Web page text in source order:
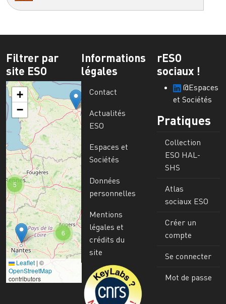
Filtrer par
site ESO
6
5
+
−
Leaflet | ©
OpenStreetMap
contributors
Informations
légales
Contact
Actualités
ESO
Espaces et
Sociétés
Données
personnelles
Mentions
légales et
crédits du
site
Image
rESO
sociaux !
@Espaces
et Sociétés
Pratiques
Collection
ESO HAL-
SHS
Atlas
sociaux ESO
Créer un
compte
Se connecter
Mot de passe